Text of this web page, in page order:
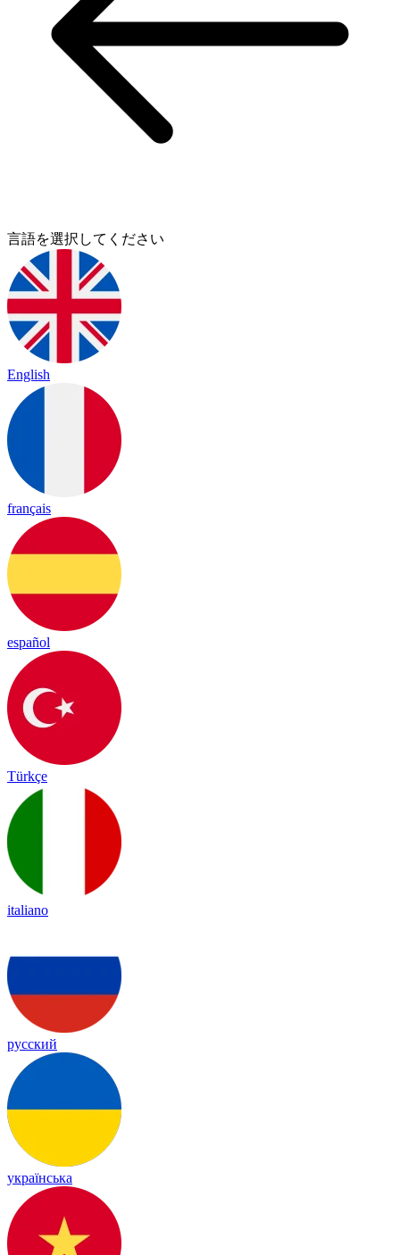
言語を選択してください
English
français
español
Türkçe
italiano
русский
українська